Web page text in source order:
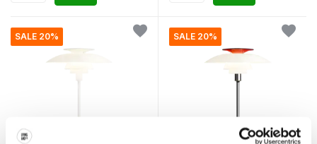
SALE 20% SALE 20%